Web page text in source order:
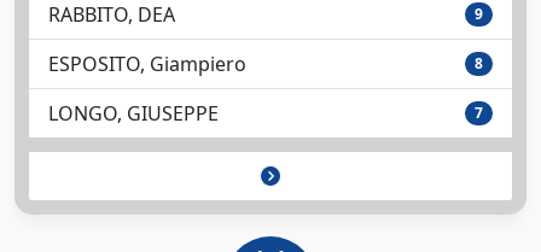
RABBITO, DEA 9
ESPOSITO, Giampiero 8
LONGO, GIUSEPPE 7